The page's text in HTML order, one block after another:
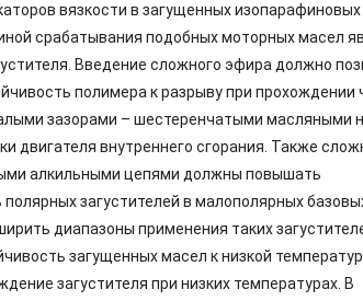
вязкости в загущенных изопарафиновых
срабатывания подобных моторных масел
Введение сложного эфира должно
полимера к разрыву при прохождении
зазорами – шестеренчатыми масляными
двигателя внутреннего сгорания. Также
алкильными цепями должны повышать
загустителей в малополярных
диапазоны применения таких
загущенных масел к низкой
загустителя при низких температурах. В